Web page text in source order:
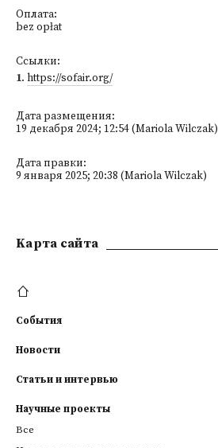
Оплата:
bez opłat
Ссылки:
1. https://sofair.org/
Дата размещения:
19 декабря 2024; 12:54 (Mariola Wilczak)
Дата правки:
9 января 2025; 20:38 (Mariola Wilczak)
Kарта сайта
События
Новости
Статьи и интервью
Научные проекты
Все